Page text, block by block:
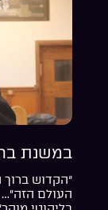
במשנת
“הקדוש ברוך
העולם הזה”…